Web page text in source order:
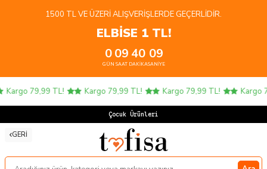
1500 TL VE ÜZERI ALIŞVERIŞLERDE GEÇERLIDIR.
ELBİSE 1 TL!
0
GÜN
09
SAAT
40
DAKIKA
09
SANIYE
Kargo 79,99 TL! Kargo 79,99 TL! Kargo 79,99 TL! Kargo
Çocuk Ürünlerinde
GERI